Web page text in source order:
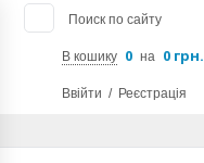
Поиск по сайту
В кошику 0 на 0 грн.
Ввійти / Реєстрація